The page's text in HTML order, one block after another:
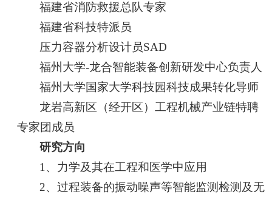
福建省消防救援总队专家
福建省科技特派员
压力容器分析设计员SAD
福州大学-龙合智能装备创新研发中心负责人
福州大学国家大学科技园科技成果转化导师
龙岩高新区（经开区）工程机械产业链特聘
专家团成员
研究方向
1、力学及其在工程和医学中应用
2、过程装备的振动噪声等智能监测检测及无